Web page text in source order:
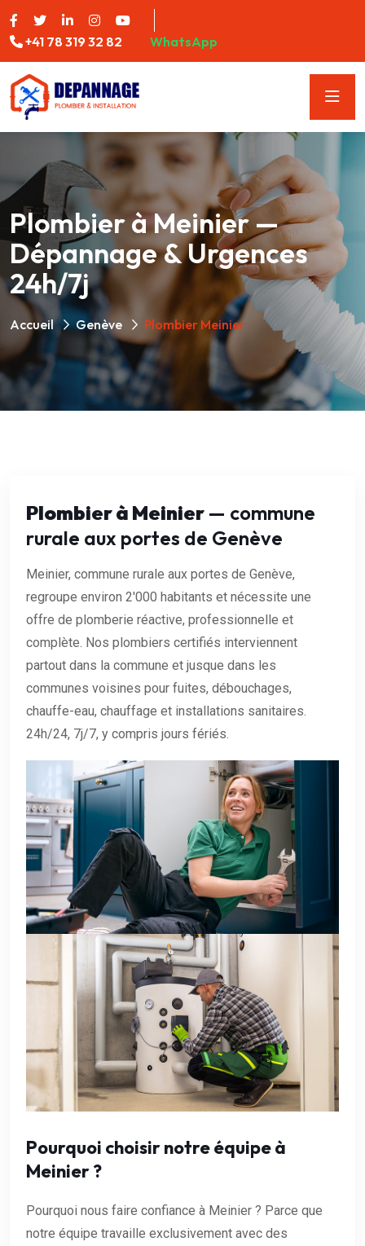
+41 78 319 32 82 WhatsApp
Plombier à Meinier —
Dépannage & Urgences
24h/7j
Accueil Genève Plombier Meinier
Plombier à Meinier — commune
rurale aux portes de Genève
Meinier, commune rurale aux portes de Genève,
regroupe environ 2'000 habitants et nécessite une
offre de plomberie réactive, professionnelle et
complète. Nos plombiers certifiés interviennent
partout dans la commune et jusque dans les
communes voisines pour fuites, débouchages,
chauffe-eau, chauffage et installations sanitaires.
24h/24, 7j/7, y compris jours fériés.
Pourquoi choisir notre équipe à
Meinier ?
Pourquoi nous faire confiance à Meinier ? Parce que
notre équipe travaille exclusivement avec des